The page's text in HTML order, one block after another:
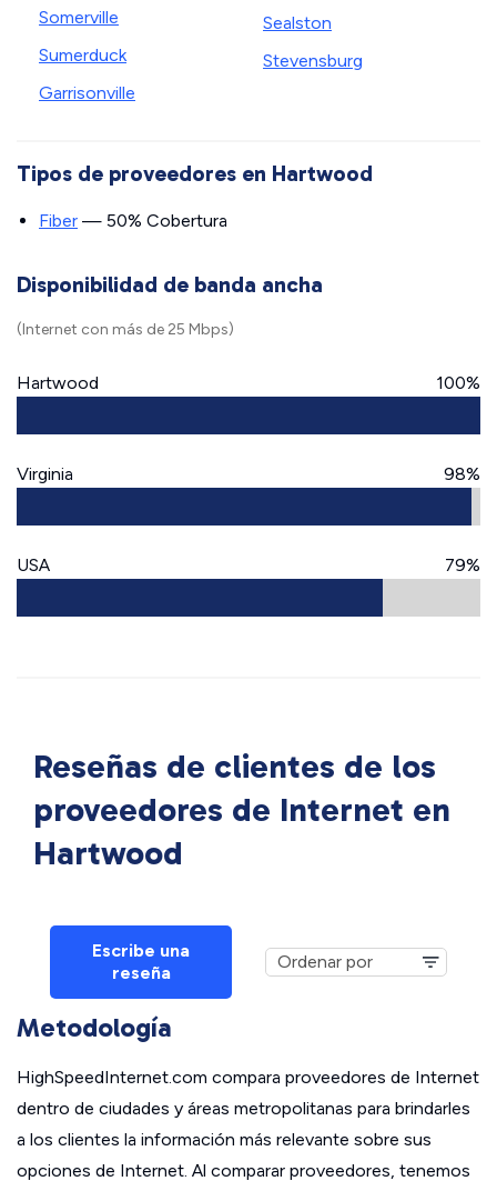
Somerville
Sumerduck
Garrisonville
Sealston
Stevensburg
Tipos de proveedores en Hartwood
Fiber — 50% Cobertura
Disponibilidad de banda ancha
(Internet con más de 25 Mbps)
Hartwood 100%
Virginia 98%
USA 79%
Reseñas de clientes de los
proveedores de Internet en
Hartwood
Escribe una
reseña
Metodología
HighSpeedInternet.com compara proveedores de Internet
dentro de ciudades y áreas metropolitanas para brindarles
a los clientes la información más relevante sobre sus
opciones de Internet. Al comparar proveedores, tenemos